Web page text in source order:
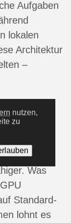
nutzen,
zu
Aufgaben
lokalen
Architektur
–
werden
Was
Standard-
lohnt es